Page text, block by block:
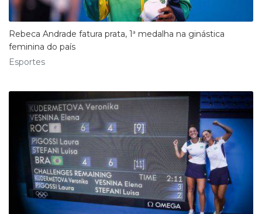
Rebeca Andrade fatura prata, 1ª medalha na ginástica
feminina do país
Esportes